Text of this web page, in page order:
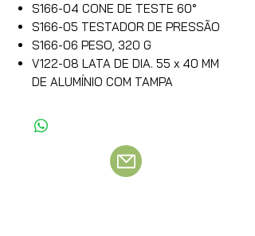
S166-04 CONE DE TESTE 60°
S166-05 TESTADOR DE PRESSÃO
S166-06 PESO, 320 G
V122-08 LATA DE DIA. 55 x 40 MM
DE ALUMÍNIO COM TAMPA